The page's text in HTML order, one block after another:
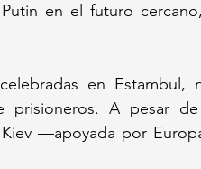
en el futuro
en Estambul,
prisioneros. A pesar
—apoyada por